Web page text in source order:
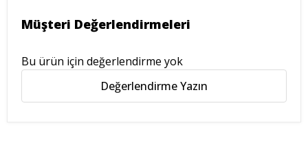
Müşteri Değerlendirmeleri
Bu ürün için değerlendirme yok
Değerlendirme Yazın